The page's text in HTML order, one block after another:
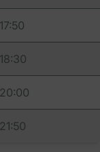
17:50
18:30
20:00
21:50